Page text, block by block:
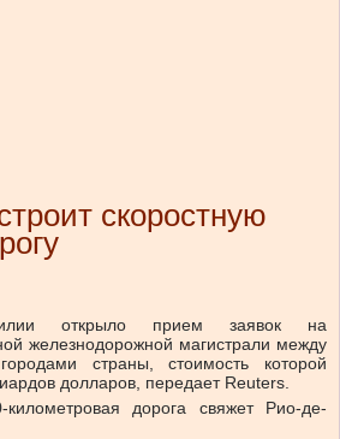
скоростную
открыло прием заявок на
железнодорожной магистрали между
страны, стоимость которой
долларов, передает Reuters.
километровая дорога свяжет Рио-де-